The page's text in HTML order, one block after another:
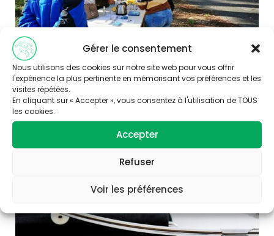
Gérer le consentement
Nous utilisons des cookies sur notre site web pour vous offrir
l'expérience la plus pertinente en mémorisant vos préférences et les
visites répétées.
En cliquant sur « Accepter », vous consentez à l'utilisation de TOUS
les cookies.
Accepter
Refuser
Voir les préférences
Publié le 13/12/2019
A Thouars, un partenariat inédit pour
sensibiliser aux micro-polluants